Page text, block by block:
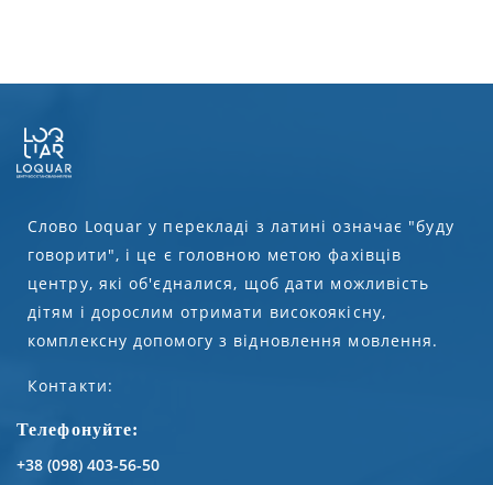
Слово Loquar у перекладі з латині означає "буду
говорити", і це є головною метою фахівців
центру, які об'єдналися, щоб дати можливість
дітям і дорослим отримати високоякісну,
комплексну допомогу з відновлення мовлення.
Контакти:
Телефонуйте:
+38 (098) 403-56-50